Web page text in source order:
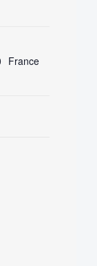
France